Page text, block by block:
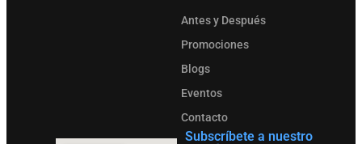
Antes y Después
Promociones
Blogs
Eventos
Contacto
Subscríbete a nuestro